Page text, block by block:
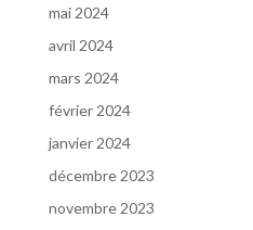
mai 2024
avril 2024
mars 2024
février 2024
janvier 2024
décembre 2023
novembre 2023